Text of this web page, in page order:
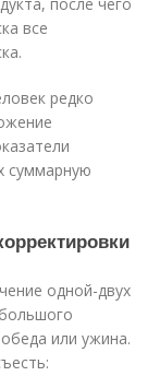
все
редко
суммарную
одной-двух
или ужина.